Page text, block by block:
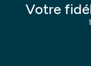
Votre